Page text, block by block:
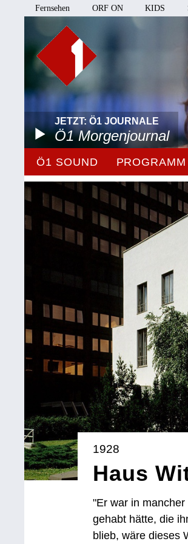
Fernsehen ORF ON KIDS
JETZT: Ö1 JOURNALE
Ö1 Morgenjournal
Ö1 SOUND PROGRAMM
1928
Haus
"Er war in
gehabt hätte, die
blieb, wäre dieses